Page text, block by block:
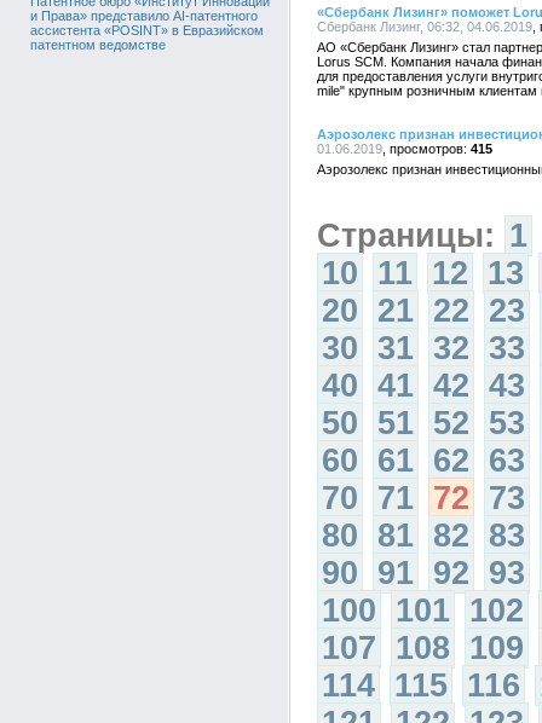
и Права» представило AI-патентного
ассистента «POSINT» в Евразийском
патентном ведомстве
«Сбербанк Лизинг» поможет
Сбербанк Лизинг, 06:32, 04.06.2019
АО «Сбербанк Лизинг» стал
Lorus SCM. Компания начала
для предоставления услуги
mile" крупным розничным клиентам
Аэрозолекс признан
01.06.2019
415
Аэрозолекс признан
Страницы: 1
10 11 12 13
20 21 22 23
30 31 32 33
40 41 42 43
50 51 52 53
60 61 62 63
70 71 72 73
80 81 82 83
90 91 92 93
100 101 102
107 108 109
114 115 116